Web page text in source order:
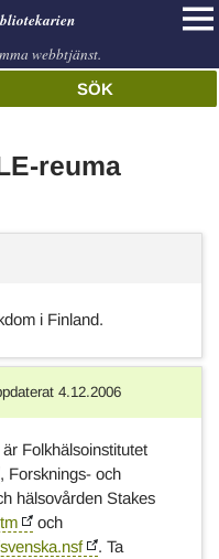
webbtjänst.
SÖK
reuma
i Finland.
4.12.2006
Folkhälsoinstitutet
, Forsknings- och
hälsovården Stakes
och
. Ta